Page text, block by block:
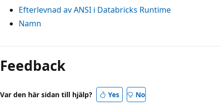
Efterlevnad av ANSI i Databricks Runtime
Namn
Läsläge
inaktiverat
Feedback
Var den här sidan till hjälp? Yes No